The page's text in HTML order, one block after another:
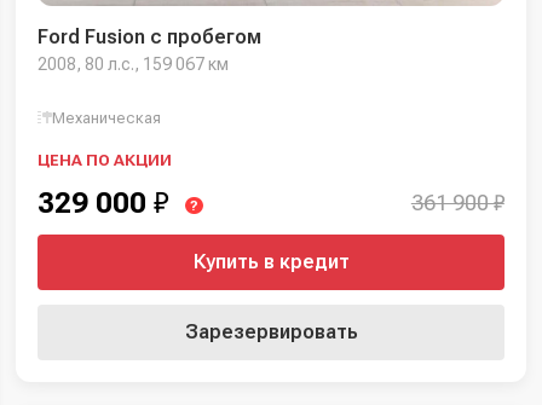
Ford Fusion с пробегом
2008, 80 л.с., 159 067 км
Механическая
ЦЕНА ПО АКЦИИ
329 000 ₽ ? 361 900 ₽
Купить в кредит
Зарезервировать